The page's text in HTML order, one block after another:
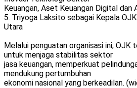
Keuangan, Aset Keuangan Digital dan
5. Triyoga Laksito sebagai Kepala
Utara
Melalui penguatan organisasi ini, OJK
untuk menjaga stabilitas sektor
jasa keuangan, memperkuat
mendukung pertumbuhan
ekonomi nasional yang berkeadilan.